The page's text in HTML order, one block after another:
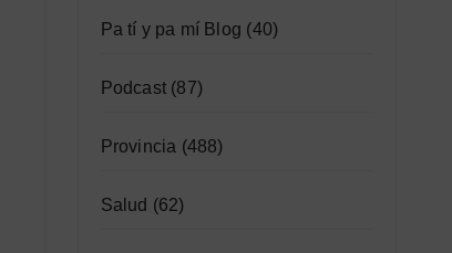
Pa tí y pa mí Blog (40)
Podcast(87)
Provincia (488)
Salud (62)